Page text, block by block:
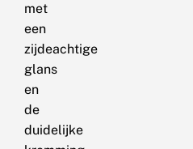
met
een
zijdeachtige
glans
en
de
duidelijke